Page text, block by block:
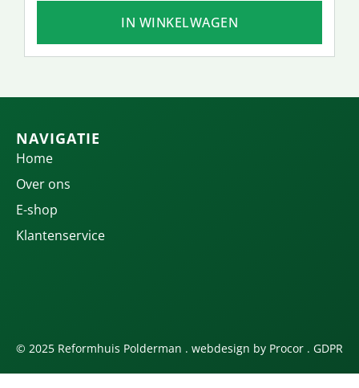
IN WINKELWAGEN
NAVIGATIE
Home
Over ons
E-shop
Klantenservice
© 2025 Reformhuis Polderman . webdesign by Procor . GDPR